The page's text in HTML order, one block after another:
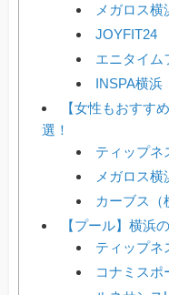
メガロス横
JOYFIT24
エニタイム
INSPA横浜
【女性もおすす
選！
ティップ
メガロス横
カーブス（
【プール】横浜
ティップ
コナミスポ